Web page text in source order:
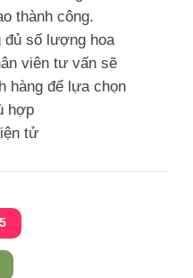
thành công.
số lượng hoa
viên tư vấn sẽ
hàng để lựa chọn
hợp
tử